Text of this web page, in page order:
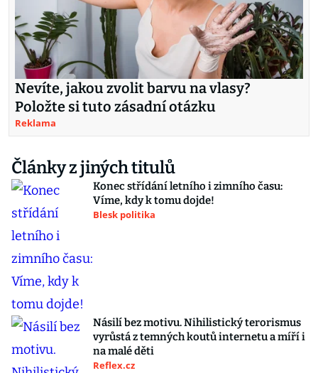
Nevíte, jakou zvolit barvu na vlasy?
Položte si tuto zásadní otázku
Reklama
Články z jiných titulů
Konec střídání letního i zimního času:
Víme, kdy k tomu dojde!
Blesk politika
Násilí bez motivu. Nihilistický terorismus
vyrůstá z temných koutů internetu a míří i
na malé děti
Reflex.cz